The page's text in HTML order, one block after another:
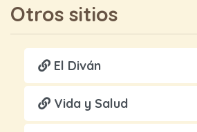
Otros sitios
El Diván
Vida y Salud